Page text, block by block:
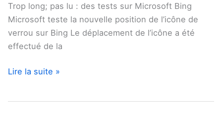
Trop long; pas lu : des tests sur Microsoft Bing
Microsoft teste la nouvelle position de l’icône de
verrou sur Bing Le déplacement de l’icône a été
effectué de la
Lire la suite »